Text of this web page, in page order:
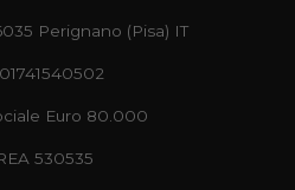
Perignano (Pisa) IT
Euro 80.000
530535